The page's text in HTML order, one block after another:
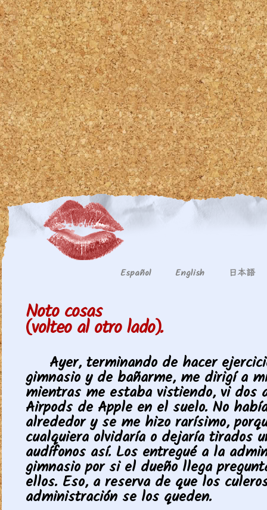
Español English 日本語
Noto cosas
(volteo al otro lado).
Ayer, terminando de hacer
gimnasio y de bañarme, me dirigí a
mientras me estaba vistiendo, vi dos
Airpods de Apple en el suelo. No
alrededor y se me hizo rarísimo,
cualquiera olvidaría o dejaría tirados
audífonos así. Los entregué a la
gimnasio por si el dueño llega
ellos. Eso, a reserva de que los
administración se los queden.